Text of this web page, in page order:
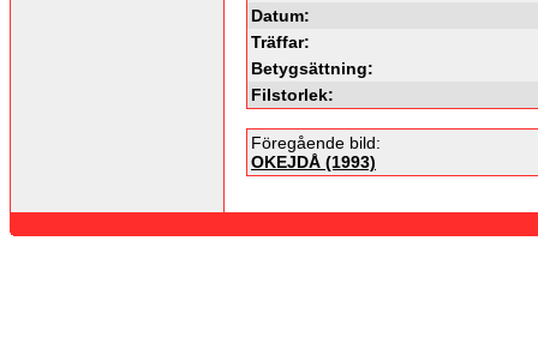
Datum:
Träffar:
Betygsättning:
Filstorlek:
Föregående bild:
OKEJDÅ (1993)